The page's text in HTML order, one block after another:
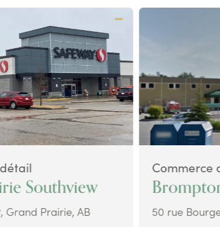
Southview
Grand Prairie, AB
Commerce
50 rue